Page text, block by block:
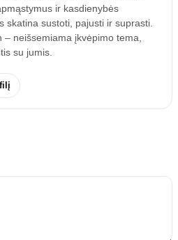
ir kasdienybės
skatina sustoti, pajusti ir suprasti.
– neišsemiama įkvėpimo tema,
su jumis.